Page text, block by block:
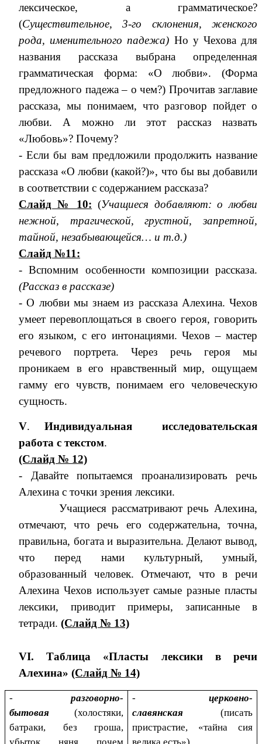
лексическое, а грамматическое?
(Существительное, 3-го склонения, женского
рода, именительного падежа) Но у Чехова для
названия рассказа выбрана определенная
грамматическая форма: «О любви». (Форма
предложного падежа – о чем?) Прочитав заглавие
рассказа, мы понимаем, что разговор пойдет о
любви. А можно ли этот рассказ назвать
«Любовь»? Почему?
- Если бы вам предложили продолжить название
рассказа «О любви (какой?)», что бы вы добавили
в соответствии с содержанием рассказа?
Слайд № 10: (Учащиеся добавляют: о любви
нежной, трагической, грустной, запретной,
тайной, незабывающейся… и т.д.)
Слайд №11:
- Вспомним особенности композиции рассказа.
(Рассказ в рассказе)
- О любви мы знаем из рассказа Алехина. Чехов
умеет перевоплощаться в своего героя, говорить
его языком, с его интонациями. Чехов – мастер
речевого портрета. Через речь героя мы
проникаем в его нравственный мир, ощущаем
гамму его чувств, понимаем его человеческую
сущность.
V.Индивидуальная исследовательская
работа с текстом.
(Слайд № 12)
- Давайте попытаемся проанализировать речь
Алехина с точки зрения лексики.
Учащиеся рассматривают речь Алехина,
отмечают, что речь его содержательна, точна,
правильна, богата и выразительна. Делают вывод,
что перед нами культурный, умный,
образованный человек. Отмечают, что в речи
Алехина Чехов использует самые разные пласты
лексики, приводит примеры, записанные в
тетради. (Слайд № 13)
VI. Таблица
«Пласты лексики в речи
Алехина» (Слайд № 14)
- разговорно-
бытовая (холостяки,
батраки, без гроша,
убыток, няня, почем
- церковно-
славянская (писать
пристрастие, «тайна сия
велика есть»)